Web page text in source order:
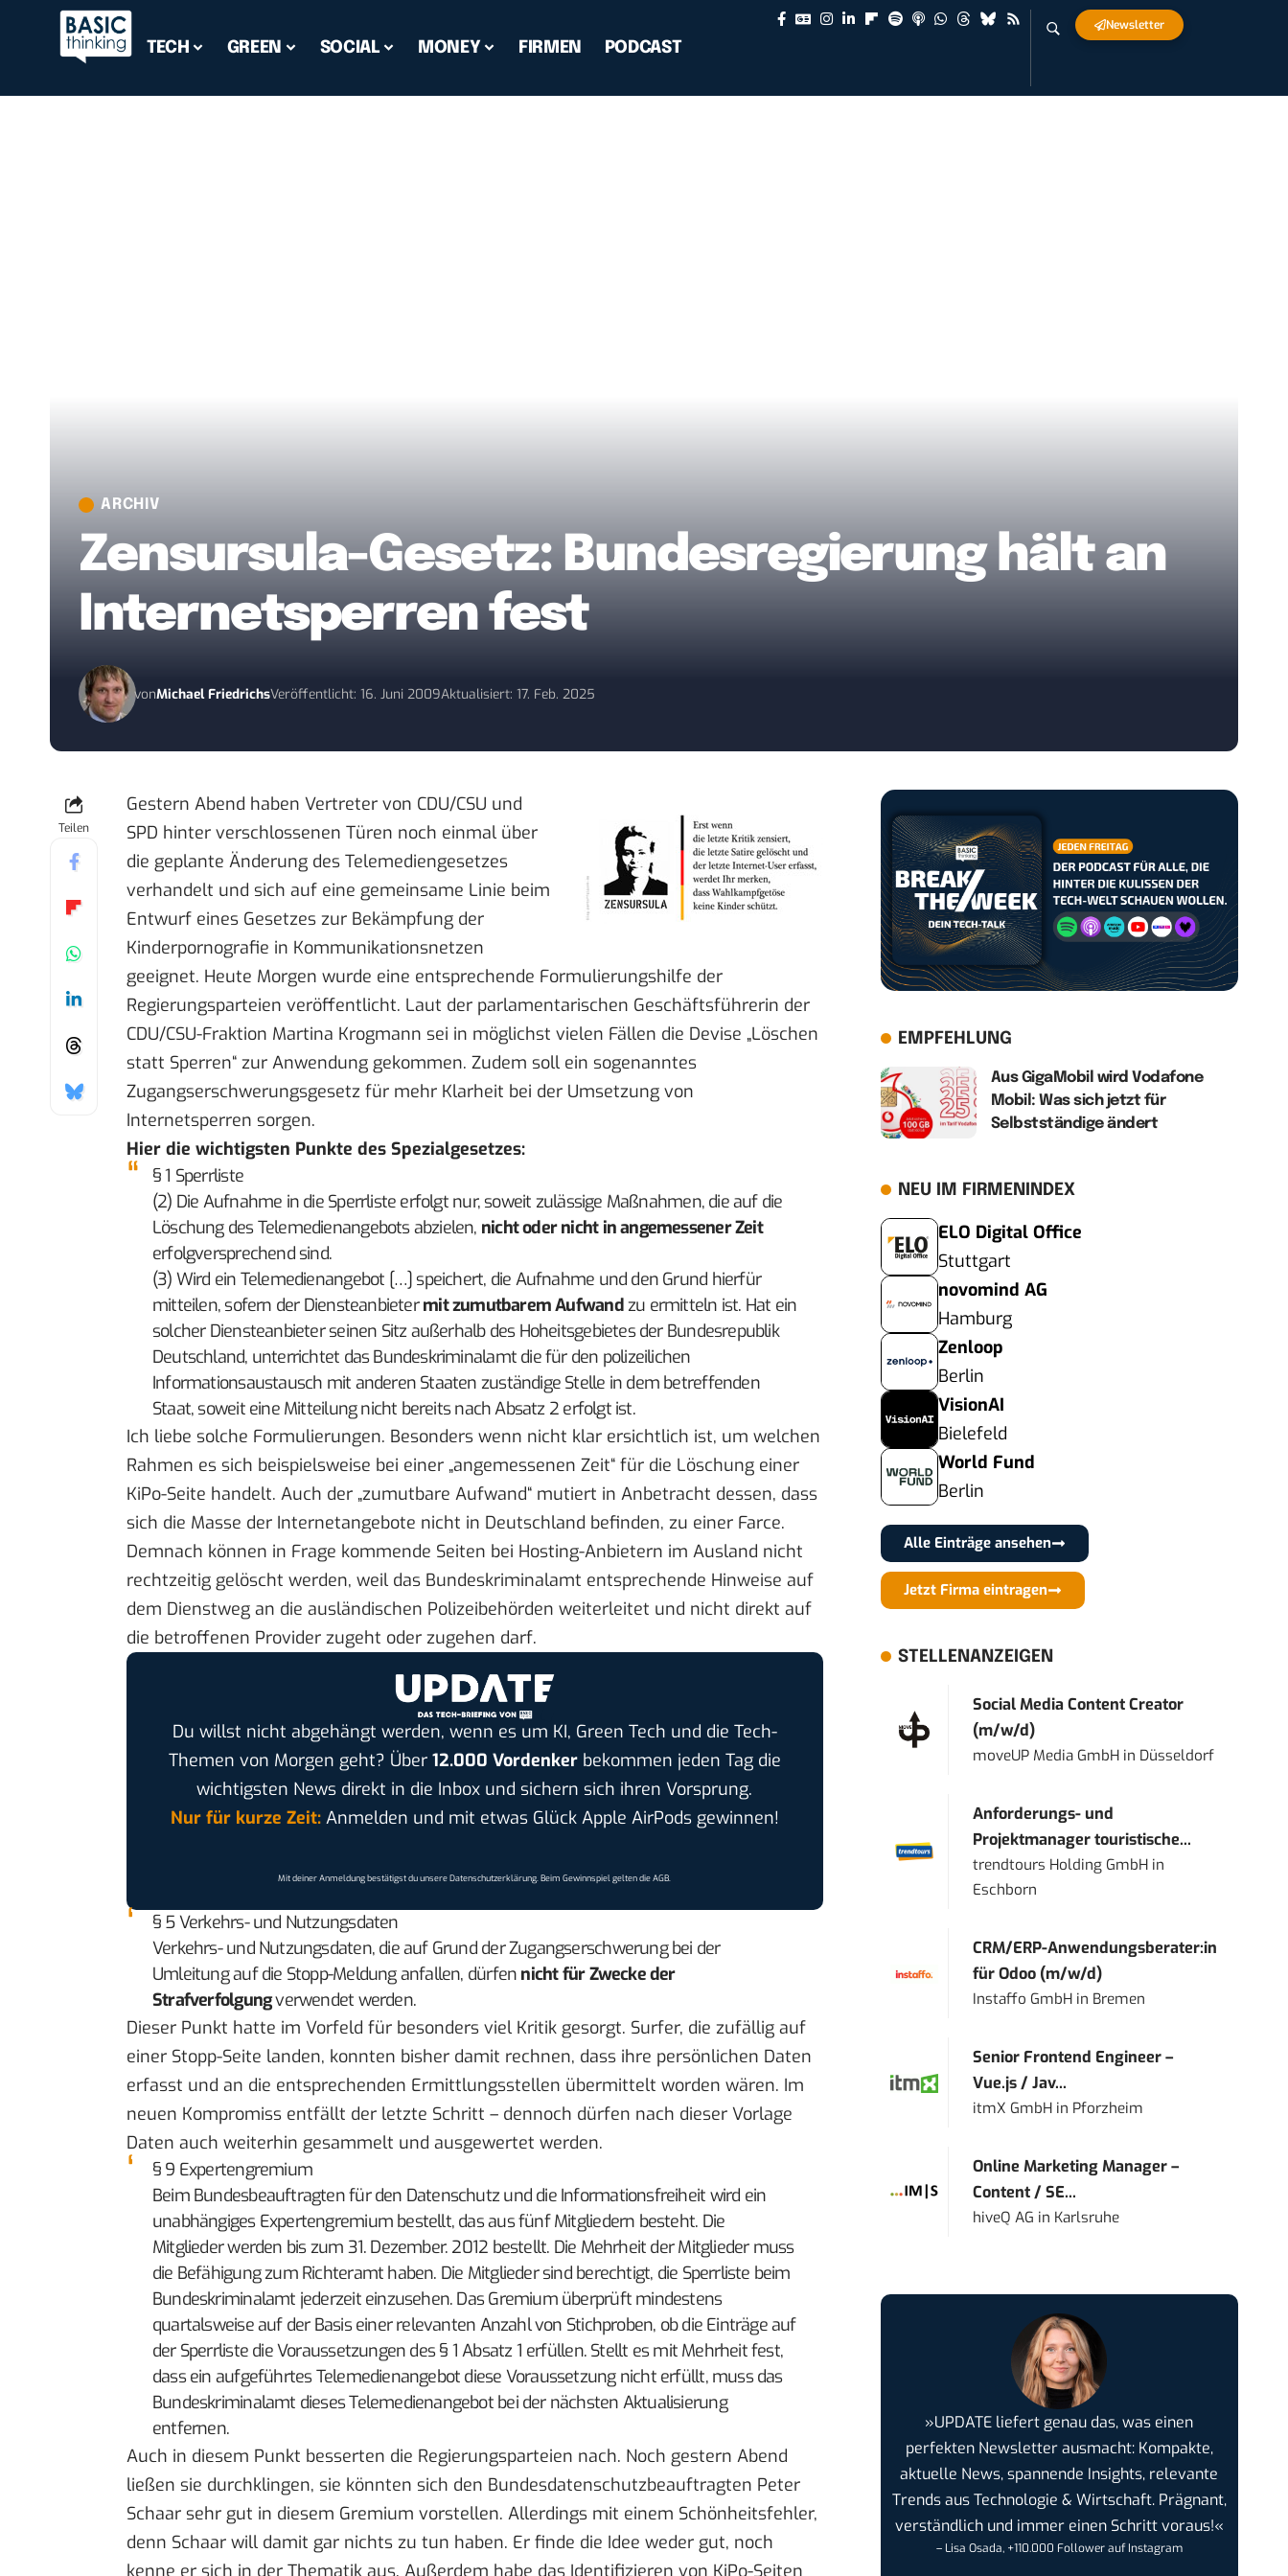
TECH GREEN SOCIAL MONEY FIRMEN PODCAST
Newsletter
ARCHIV
Zensursula-Gesetz: Bundesregierung hält an
Internetsperren fest
vonMichael FriedrichsVeröffentlicht: 16. Juni 2009Aktualisiert: 17. Feb. 2025
Teilen
Gestern Abend haben Vertreter von CDU/CSU und
SPD hinter verschlossenen Türen noch einmal über
die geplante Änderung des Telemediengesetzes
verhandelt und sich auf eine gemeinsame Linie beim
Entwurf eines Gesetzes zur Bekämpfung der
Kinderpornografie in Kommunikationsnetzen
geeignet. Heute Morgen wurde eine entsprechende Formulierungshilfe der
Regierungsparteien veröffentlicht. Laut der parlamentarischen Geschäftsführerin der
CDU/CSU-Fraktion Martina Krogmann sei in möglichst vielen Fällen die Devise „Löschen
statt Sperren“ zur Anwendung gekommen. Zudem soll ein sogenanntes
Zugangserschwerungsgesetz für mehr Klarheit bei der Umsetzung von
Internetsperren sorgen.
Hier die wichtigsten Punkte des Spezialgesetzes:
§ 1 Sperrliste
(2) Die Aufnahme in die Sperrliste erfolgt nur, soweit zulässige Maßnahmen, die auf die
Löschung des Telemedienangebots abzielen, nicht oder nicht in angemessener Zeit
erfolgversprechend sind.
(3) Wird ein Telemedienangebot […] speichert, die Aufnahme und den Grund hierfür
mitteilen, sofern der Diensteanbietermit zumutbarem Aufwandzu ermitteln ist. Hat ein
solcher Diensteanbieter seinen Sitz außerhalb des Hoheitsgebietes der Bundesrepublik
Deutschland, unterrichtet das Bundeskriminalamt die für den polizeilichen
Informationsaustausch mit anderen Staaten zuständige Stelle in dem betreffenden
Staat, soweit eine Mitteilung nicht bereits nach Absatz 2 erfolgt ist.
Ich liebe solche Formulierungen. Besonders wenn nicht klar ersichtlich ist, um welchen
Rahmen es sich beispielsweise bei einer „angemessenen Zeit“ für die Löschung einer
KiPo-Seite handelt. Auch der „zumutbare Aufwand“ mutiert in Anbetracht dessen, dass
sich die Masse der Internetangebote nicht in Deutschland befinden, zu einer Farce.
Demnach können in Frage kommende Seiten bei Hosting-Anbietern im Ausland nicht
rechtzeitig gelöscht werden, weil das Bundeskriminalamt entsprechende Hinweise auf
dem Dienstweg an die ausländischen Polizeibehörden weiterleitet und nicht direkt auf
die betroffenen Provider zugeht oder zugehen darf.
Du willst nicht abgehängt werden, wenn es um KI, Green Tech und die Tech-
Themen von Morgen geht? Über 12.000 Vordenkerbekommen jeden Tag die
wichtigsten News direkt in die Inbox und sichern sich ihren Vorsprung.
Nur für kurze Zeit:Anmelden und mit etwas Glück Apple AirPods gewinnen!
Mit deiner Anmeldung bestätigst du unsereDatenschutzerklärung. Beim Gewinnspiel gelten dieAGB.
§ 5 Verkehrs- und Nutzungsdaten
Verkehrs- und Nutzungsdaten, die auf Grund der Zugangserschwerung bei der
Umleitung auf die Stopp-Meldung anfallen, dürfen nicht für Zwecke der
Strafverfolgungverwendet werden.
Dieser Punkt hatte im Vorfeld für besonders viel Kritik gesorgt. Surfer, die zufällig auf
einer Stopp-Seite landen, konnten bisher damit rechnen, dass ihre persönlichen Daten
erfasst und an die entsprechenden Ermittlungsstellen übermittelt worden wären. Im
neuen Kompromiss entfällt der letzte Schritt – dennoch dürfen nach dieser Vorlage
Daten auch weiterhin gesammelt und ausgewertet werden.
§ 9 Expertengremium
Beim Bundesbeauftragten für den Datenschutz und die Informationsfreiheit wird ein
unabhängiges Expertengremium bestellt, das aus fünf Mitgliedern besteht. Die
Mitglieder werden bis zum 31. Dezember. 2012 bestellt. Die Mehrheit der Mitglieder muss
die Befähigung zum Richteramt haben. Die Mitglieder sind berechtigt, die Sperrliste beim
Bundeskriminalamt jederzeit einzusehen. Das Gremium überprüft mindestens
quartalsweise auf der Basis einer relevanten Anzahl von Stichproben, ob die Einträge auf
der Sperrliste die Voraussetzungen des § 1 Absatz 1 erfüllen. Stellt es mit Mehrheit fest,
dass ein aufgeführtes Telemedienangebot diese Voraussetzung nicht erfüllt, muss das
Bundeskriminalamt dieses Telemedienangebot bei der nächsten Aktualisierung
entfernen.
Auch in diesem Punkt besserten die Regierungsparteien nach. Noch gestern Abend
ließen sie durchklingen, sie könnten sich den Bundesdatenschutzbeauftragten Peter
Schaar sehr gut in diesem Gremium vorstellen. Allerdings mit einem Schönheitsfehler,
denn Schaar will damit gar nichts zu tun haben. Er finde die Idee weder gut, noch
kenne er sich in der Thematik aus. Außerdem habe das Identifizieren von KiPo-Seiten
EMPFEHLUNG
Aus GigaMobil wird Vodafone
Mobil: Was sich jetzt für
Selbstständige ändert
NEU IM FIRMENINDEX
ELO Digital Office
Stuttgart
novomind AG
Hamburg
Zenloop
Berlin
VisionAI
Bielefeld
World Fund
Berlin
Alle Einträge ansehen
Jetzt Firma eintragen
STELLENANZEIGEN
Social Media Content Creator
(m/w/d)
moveUP Media GmbH in Düsseldorf
Anforderungs- und
Projektmanager touristische...
trendtours Holding GmbH in
Eschborn
CRM/ERP-Anwendungsberater:in
für Odoo (m/w/d)
Instaffo GmbH in Bremen
Senior Frontend Engineer –
Vue.js / Jav...
itmX GmbH in Pforzheim
Online Marketing Manager –
Content / SE...
hiveQ AG in Karlsruhe
»UPDATE liefert genau das, was einen
perfekten Newsletter ausmacht: Kompakte,
aktuelle News, spannende Insights, relevante
Trends aus Technologie & Wirtschaft. Prägnant,
verständlich und immer einen Schritt voraus!«
– Lisa Osada, +110.000 Follower auf Instagram